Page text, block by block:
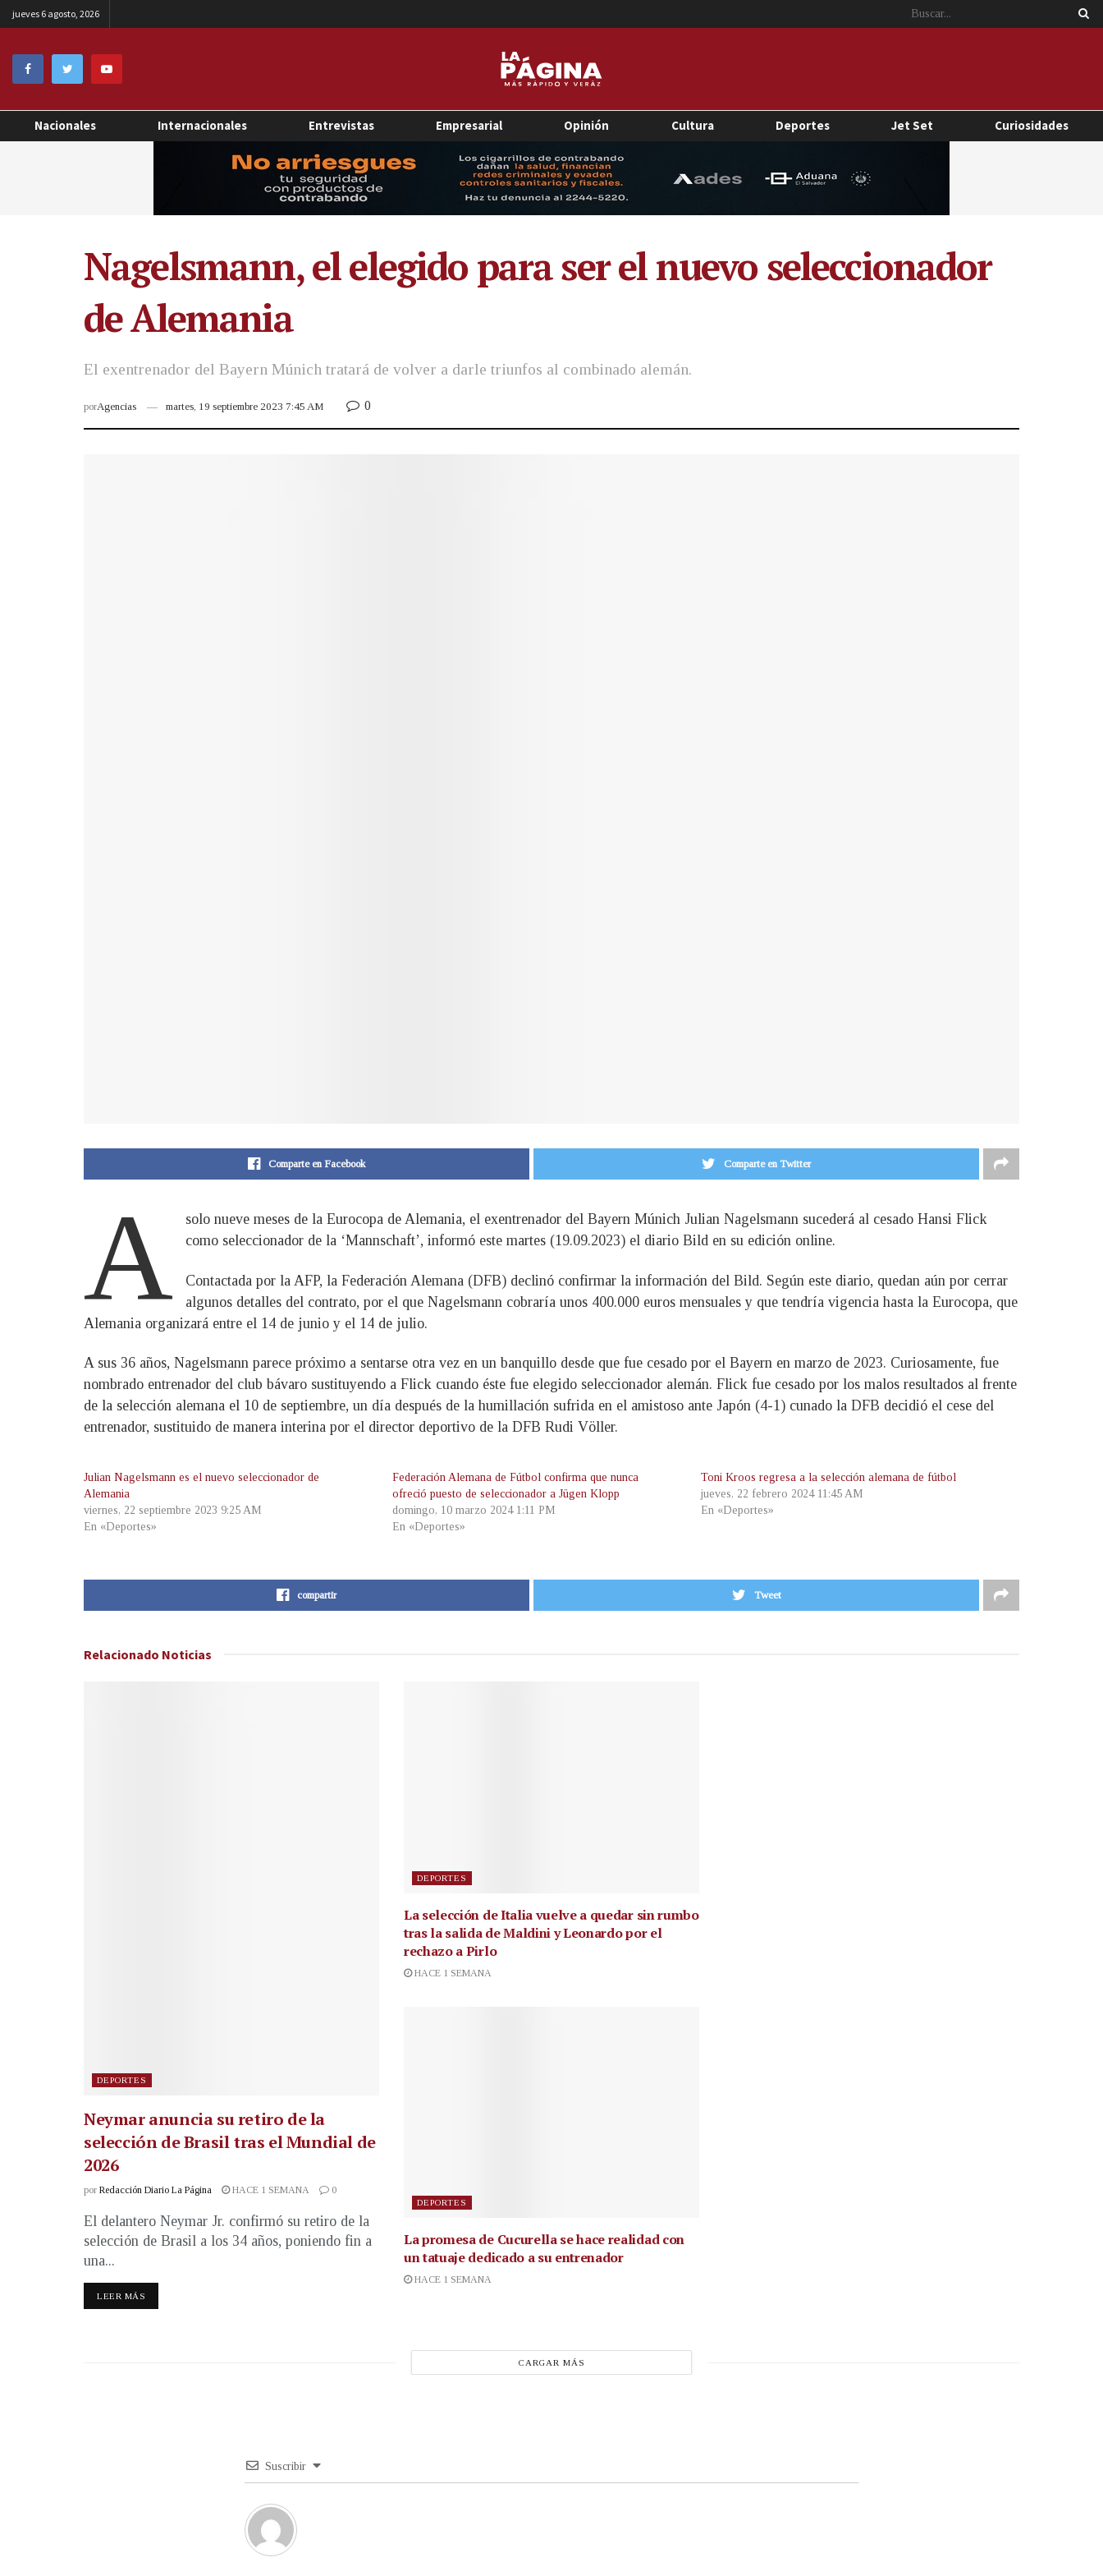
jueves 6 agosto, 2026
Nacionales Internacionales Entrevistas Empresarial Opinión Cultura Deportes Jet Set Curiosidades
Nagelsmann, el elegido para ser el nuevo seleccionador
de Alemania
El exentrenador del Bayern Múnich tratará de volver a darle triunfos al combinado alemán.
porAgencias martes, 19 septiembre 2023 7:45 AM 0
Comparte en Facebook Comparte en Twitter
A
solo nueve meses de la Eurocopa de Alemania, el exentrenador del Bayern Múnich Julian Nagelsmann sucederá al cesado Hansi Flick
como seleccionador de la ‘Mannschaft’, informó este martes (19.09.2023) el diario Bild en su edición online.
Contactada por la AFP, la Federación Alemana (DFB) declinó confirmar la información del Bild. Según este diario, quedan aún por cerrar
algunos detalles del contrato, por el que Nagelsmann cobraría unos 400.000 euros mensuales y que tendría vigencia hasta la Eurocopa, que
Alemania organizará entre el 14 de junio y el 14 de julio.
A sus 36 años, Nagelsmann parece próximo a sentarse otra vez en un banquillo desde que fue cesado por el Bayern en marzo de 2023. Curiosamente, fue
nombrado entrenador del club bávaro sustituyendo a Flick cuando éste fue elegido seleccionador alemán. Flick fue cesado por los malos resultados al frente
de la selección alemana el 10 de septiembre, un día después de la humillación sufrida en el amistoso ante Japón (4-1) cunado la DFB decidió el cese del
entrenador, sustituido de manera interina por el director deportivo de la DFB Rudi Völler.
Julian Nagelsmann es el nuevo seleccionador de
Alemania
viernes, 22 septiembre 2023 9:25 AM
En «Deportes»
Federación Alemana de Fútbol confirma que nunca
ofreció puesto de seleccionador a Jügen Klopp
domingo, 10 marzo 2024 1:11 PM
En «Deportes»
Toni Kroos regresa a la selección alemana de fútbol
jueves, 22 febrero 2024 11:45 AM
En «Deportes»
compartir Tweet
Relacionado Noticias
DEPORTES
Neymar anuncia su retiro de la
selección de Brasil tras el Mundial de
2026
por Redacción Diario La Página HACE 1 SEMANA 0
El delantero Neymar Jr. confirmó su retiro de la
selección de Brasil a los 34 años, poniendo fin a
una...
LEER MÁS
DEPORTES
La selección de Italia vuelve a quedar sin rumbo
tras la salida de Maldini y Leonardo por el
rechazo a Pirlo
HACE 1 SEMANA
DEPORTES
La promesa de Cucurella se hace realidad con
un tatuaje dedicado a su entrenador
HACE 1 SEMANA
CARGAR MÁS
Suscribir